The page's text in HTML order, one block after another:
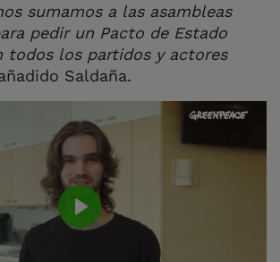
sumamos a las asambleas
pedir un Pacto de Estado
todos los partidos y actores
Saldaña.
Play